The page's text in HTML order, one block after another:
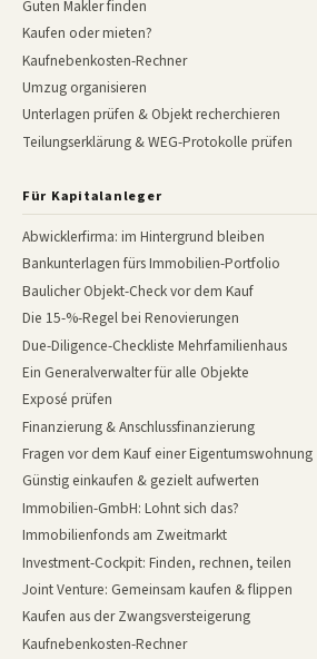
Guten Makler finden
Kaufen oder mieten?
Kaufnebenkosten-Rechner
Umzug organisieren
Unterlagen prüfen & Objekt recherchieren
Teilungserklärung & WEG-Protokolle prüfen
Für Kapitalanleger
Abwicklerfirma: im Hintergrund bleiben
Bankunterlagen fürs Immobilien-Portfolio
Baulicher Objekt-Check vor dem Kauf
Die 15-%-Regel bei Renovierungen
Due-Diligence-Checkliste Mehrfamilienhaus
Ein Generalverwalter für alle Objekte
Exposé prüfen
Finanzierung & Anschlussfinanzierung
Fragen vor dem Kauf einer Eigentumswohnung
Günstig einkaufen & gezielt aufwerten
Immobilien-GmbH: Lohnt sich das?
Immobilienfonds am Zweitmarkt
Investment-Cockpit: Finden, rechnen, teilen
Joint Venture: Gemeinsam kaufen & flippen
Kaufen aus der Zwangsversteigerung
Kaufnebenkosten-Rechner